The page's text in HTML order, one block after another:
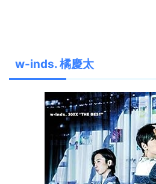
w-inds. 橘慶太